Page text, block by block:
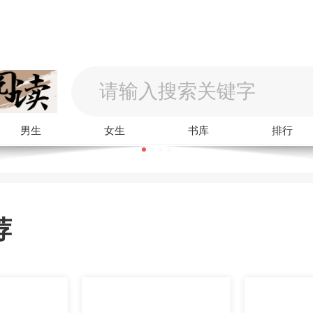
男生 女生 书库 排行